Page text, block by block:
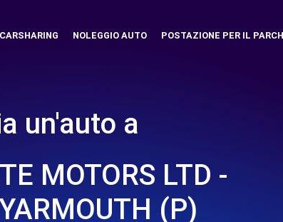
CARSHARING NOLEGGIO AUTO POSTAZIONE PER IL
un'auto a
MOTORS LTD -
(P)